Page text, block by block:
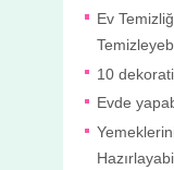
Ev
10
Evde